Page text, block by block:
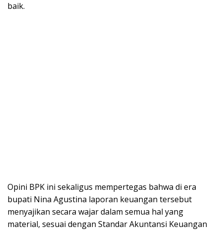
baik.
Opini BPK ini sekaligus mempertegas bahwa di era
bupati Nina Agustina laporan keuangan tersebut
menyajikan secara wajar dalam semua hal yang
material, sesuai dengan Standar Akuntansi Keuangan